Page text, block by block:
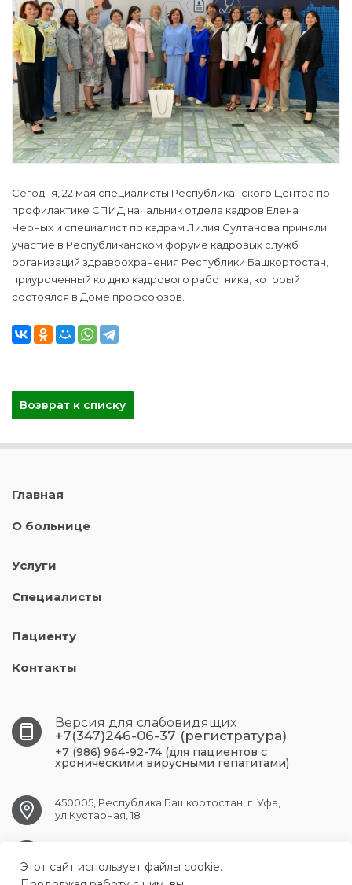
Сегодня, 22 мая специалисты Республиканского Центра по
профилактике СПИД начальник отдела кадров Елена
Черных и специалист по кадрам Лилия Султанова приняли
участие в Республиканском форуме кадровых служб
организаций здравоохранения Республики Башкортостан,
приуроченный ко дню кадрового работника, который
состоялся в Доме профсоюзов.
Возврат к списку
Главная
О больнице
Услуги
Специалисты
Пациенту
Контакты
Версия для слабовидящих
+7(347)246-06-37 (регистратура)
+7 (986) 964-92-74 (для пациентов с
хроническими вирусными гепатитами)
450005, Республика Башкортостан, г. Уфа,
ул.Кустарная, 18
Этот сайт использует файлы cookie.